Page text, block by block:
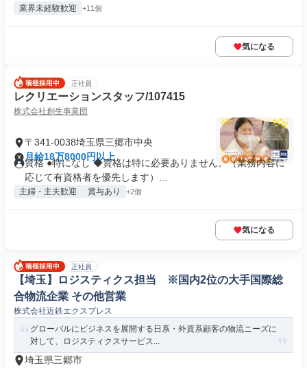
業界未経験歓迎 +11個
気になる
正社員
レクリエーションスタッフ/107415
株式会社創生事業団
〒341-0038埼玉県三郷市中央
月給18万8000円以上
資格 ●特になし ◆資格は特に必要ありません。（業務内容に
応じて有資格者を優先します）...
主婦・主夫歓迎 賞与あり +2個
気になる
正社員
【埼玉】ロジスティクス担当 ※国内2位の大手国際総
合物流企業 その他営業
株式会社近鉄エクスプレス
グローバルにビジネスを展開する日系・外資系顧客の物流ニーズに
対して、ロジスティクスサービス...
埼玉県三郷市